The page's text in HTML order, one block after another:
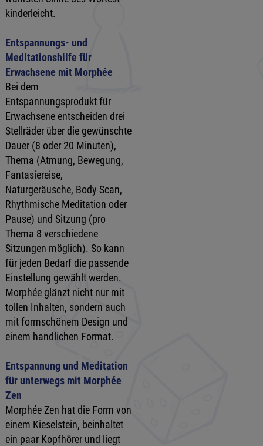
kinderleicht.
Entspannungs- und
Meditationshilfe für
Erwachsene mit Morphée
Bei dem
Entspannungsprodukt für
Erwachsene entscheiden drei
Stellräder über die gewünschte
Dauer (8 oder 20 Minuten),
Thema (Atmung, Bewegung,
Fantasiereise,
Naturgeräusche, Body Scan,
Rhythmische Meditation oder
Pause) und Sitzung (pro
Thema 8 verschiedene
Sitzungen möglich). So kann
für jeden Bedarf die passende
Einstellung gewählt werden.
Morphée glänzt nicht nur mit
tollen Inhalten, sondern auch
mit formschönem Design und
einem handlichen Format.
Entspannung und Meditation
für unterwegs mit Morphée
Zen
Morphée Zen hat die Form von
einem Kieselstein, beinhaltet
ein paar Kopfhörer und liegt